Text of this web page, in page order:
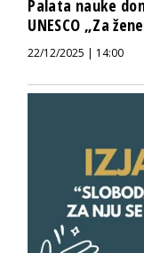
Palata nauke
UNESCO „Za
22/12/2025 | 14:00